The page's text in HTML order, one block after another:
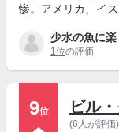
惨。アメリカ、イ
少水の魚に楽
1位の評価
9位 ビル
(6人が評価)